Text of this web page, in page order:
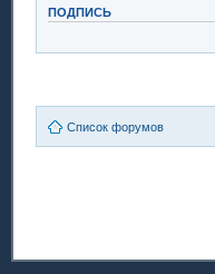
ПОДПИСЬ
Список форумов